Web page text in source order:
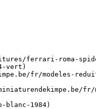
ferrari-roma-
vert)
fr/modeles-
1984)